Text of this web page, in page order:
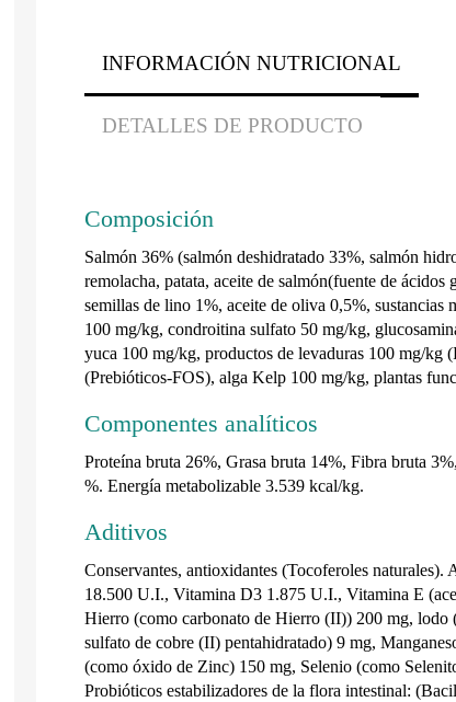
INFORMACIÓN NUTRICIONAL
DETALLES DE PRODUCTO
Composición
Salmón 36% (salmón deshidratado 33%, salmón
remolacha, patata, aceite de salmón(fuente de
semillas de lino 1%, aceite de oliva 0,5%,
100 mg/kg, condroitina sulfato 50 mg/kg,
yuca 100 mg/kg, productos de levaduras 100 mg/
(Prebióticos-FOS), alga Kelp 100 mg/kg, plantas
Componentes analíticos
Proteína bruta 26%, Grasa bruta 14%, Fibra bruta
%. Energía metabolizable 3.539 kcal/kg.
Aditivos
Conservantes, antioxidantes (Tocoferoles
18.500 U.I., Vitamina D3 1.875 U.I., Vitamina E
Hierro (como carbonato de Hierro (II)) 200 mg,
sulfato de cobre (II) pentahidratado) 9 mg,
(como óxido de Zinc) 150 mg, Selenio (como
Probióticos estabilizadores de la flora intestinal: